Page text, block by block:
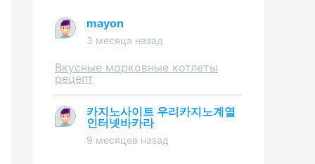
mayon
3 месяца назад
Вкусные морковные котлеты
рецепт
카지노사이트 우리카지노계열
인터넷바카라
9 месяцев назад